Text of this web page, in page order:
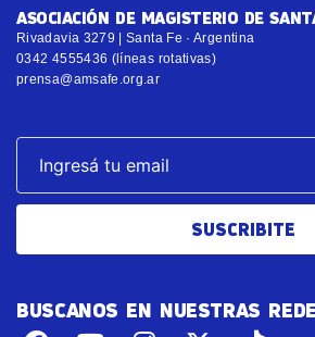
ASOCIACIÓN DE MAGISTERIO DE
Rivadavia 3279 | Santa Fe · Argentina
0342 4555436 (líneas rotativas)
prensa@amsafe.org.ar
SUSCRIBITE
BUSCANOS EN NUESTRAS